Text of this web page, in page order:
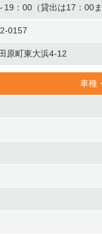
19：00（貸出は17：00ま
0157
原町東大浜4-12
車種